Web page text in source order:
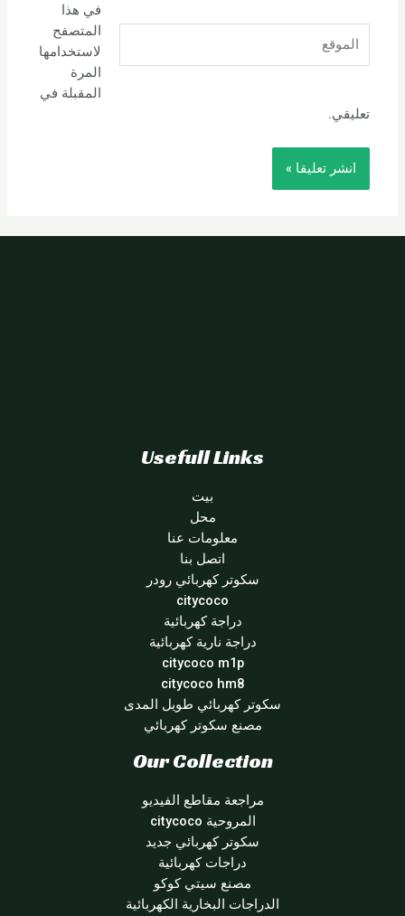
في هذا
المتصفح
لاستخدامها
المرة
المقبلة في
تعليقي.
Usefull Links
بيت
محل
معلومات عنا
اتصل بنا
سكوتر كهربائي رودر
citycoco
دراجة كهربائية
دراجة نارية كهربائية
citycoco m1p
citycoco hm8
سكوتر كهربائي طويل المدى
مصنع سكوتر كهربائي
Our Collection
مراجعة مقاطع الفيديو
المروحية citycoco
سكوتر كهربائي جديد
دراجات كهربائية
مصنع سيتي كوكو
الدراجات البخارية الكهربائية